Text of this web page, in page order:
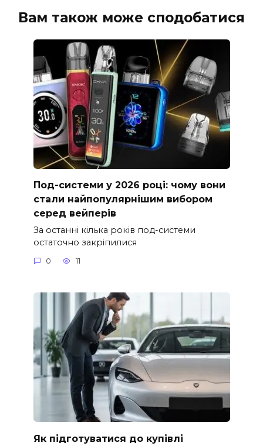
Вам також може сподобатися
Под-системи у 2026 році: чому вони
стали найпопулярнішим вибором
серед вейперів
За останні кілька років под-системи
остаточно закріпилися
0 11
Як підготуватися до купівлі